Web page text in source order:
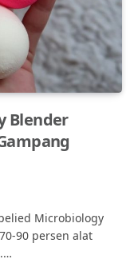
Blender
Microbiology
90 persen alat